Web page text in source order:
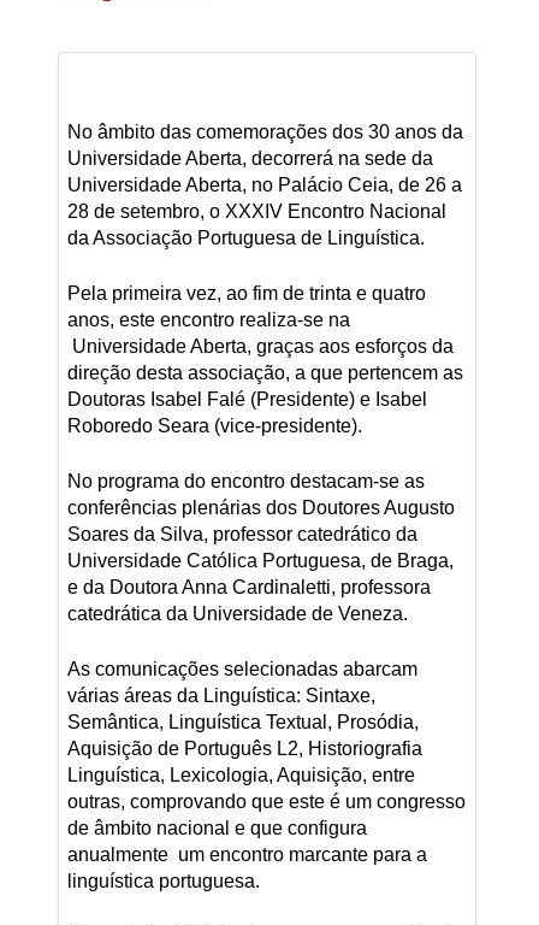
No âmbito das comemorações dos 30 anos da
Universidade Aberta, decorrerá na sede da
Universidade Aberta, no Palácio Ceia, de 26 a
28 de setembro, o XXXIV Encontro Nacional
da Associação Portuguesa de Linguística.
Pela primeira vez, ao fim de trinta e quatro
anos, este encontro realiza-se na
Universidade Aberta, graças aos esforços da
direção desta associação, a que pertencem as
Doutoras Isabel Falé (Presidente) e Isabel
Roboredo Seara (vice-presidente).
No programa do encontro destacam-se as
conferências plenárias dos Doutores Augusto
Soares da Silva, professor catedrático da
Universidade Católica Portuguesa, de Braga,
e da Doutora Anna Cardinaletti, professora
catedrática da Universidade de Veneza.
As comunicações selecionadas abarcam
várias áreas da Linguística: Sintaxe,
Semântica, Linguística Textual, Prosódia,
Aquisição de Português L2, Historiografia
Linguística, Lexicologia, Aquisição, entre
outras, comprovando que este é um congresso
de âmbito nacional e que configura
anualmente um encontro marcante para a
linguística portuguesa.